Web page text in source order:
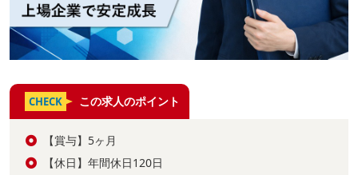
CHECK この求人のポイント
【賞与】5ヶ月
【休日】年間休日120日